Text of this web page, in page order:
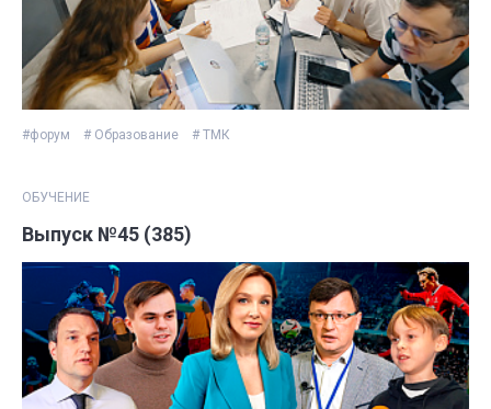
#форум # Образование # ТМК
ОБУЧЕНИЕ
Выпуск №45 (385)